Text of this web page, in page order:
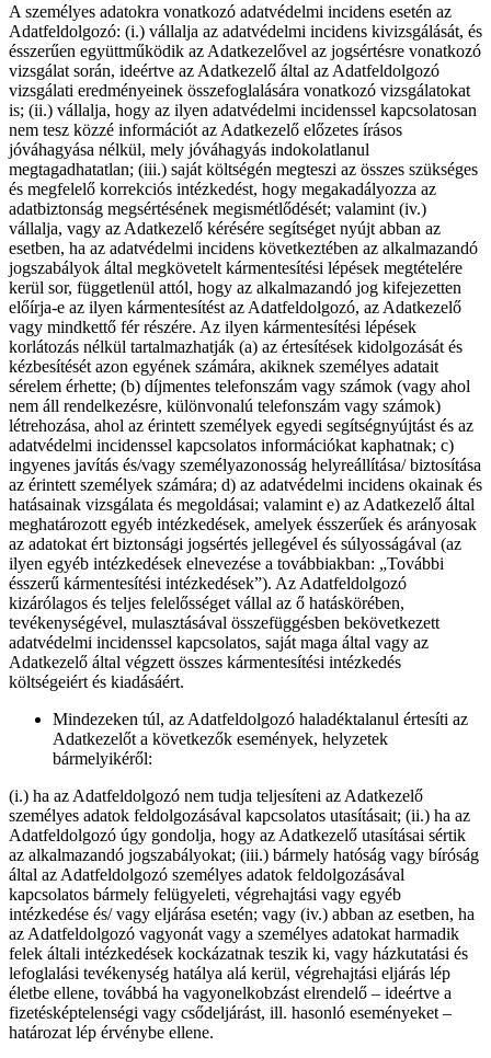
A személyes adatokra vonatkozó adatvédelmi incidens esetén az
Adatfeldolgozó: (i.) vállalja az adatvédelmi incidens kivizsgálását, és
ésszerűen együttműködik az Adatkezelővel az jogsértésre vonatkozó
vizsgálat során, ideértve az Adatkezelő által az Adatfeldolgozó
vizsgálati eredményeinek összefoglalására vonatkozó vizsgálatokat
is; (ii.) vállalja, hogy az ilyen adatvédelmi incidenssel kapcsolatosan
nem tesz közzé információt az Adatkezelő előzetes írásos
jóváhagyása nélkül, mely jóváhagyás indokolatlanul
megtagadhatatlan; (iii.) saját költségén megteszi az összes szükséges
és megfelelő korrekciós intézkedést, hogy megakadályozza az
adatbiztonság megsértésének megismétlődését; valamint (iv.)
vállalja, vagy az Adatkezelő kérésére segítséget nyújt abban az
esetben, ha az adatvédelmi incidens következtében az alkalmazandó
jogszabályok által megkövetelt kármentesítési lépések megtételére
kerül sor, függetlenül attól, hogy az alkalmazandó jog kifejezetten
előírja-e az ilyen kármentesítést az Adatfeldolgozó, az Adatkezelő
vagy mindkettő fér részére. Az ilyen kármentesítési lépések
korlátozás nélkül tartalmazhatják (a) az értesítések kidolgozását és
kézbesítését azon egyének számára, akiknek személyes adatait
sérelem érhette; (b) díjmentes telefonszám vagy számok (vagy ahol
nem áll rendelkezésre, különvonalú telefonszám vagy számok)
létrehozása, ahol az érintett személyek egyedi segítségnyújtást és az
adatvédelmi incidenssel kapcsolatos információkat kaphatnak; c)
ingyenes javítás és/vagy személyazonosság helyreállítása/ biztosítása
az érintett személyek számára; d) az adatvédelmi incidens okainak és
hatásainak vizsgálata és megoldásai; valamint e) az Adatkezelő által
meghatározott egyéb intézkedések, amelyek ésszerűek és arányosak
az adatokat ért biztonsági jogsértés jellegével és súlyosságával (az
ilyen egyéb intézkedések elnevezése a továbbiakban: „További
ésszerű kármentesítési intézkedések”). Az Adatfeldolgozó
kizárólagos és teljes felelősséget vállal az ő hatáskörében,
tevékenységével, mulasztásával összefüggésben bekövetkezett
adatvédelmi incidenssel kapcsolatos, saját maga által vagy az
Adatkezelő által végzett összes kármentesítési intézkedés
költségeiért és kiadásáért.
Mindezeken túl, az Adatfeldolgozó haladéktalanul értesíti az
Adatkezelőt a következők események, helyzetek
bármelyikéről:
(i.) ha az Adatfeldolgozó nem tudja teljesíteni az Adatkezelő
személyes adatok feldolgozásával kapcsolatos utasításait; (ii.) ha az
Adatfeldolgozó úgy gondolja, hogy az Adatkezelő utasításai sértik
az alkalmazandó jogszabályokat; (iii.) bármely hatóság vagy bíróság
által az Adatfeldolgozó személyes adatok feldolgozásával
kapcsolatos bármely felügyeleti, végrehajtási vagy egyéb
intézkedése és/ vagy eljárása esetén; vagy (iv.) abban az esetben, ha
az Adatfeldolgozó vagyonát vagy a személyes adatokat harmadik
felek általi intézkedések kockázatnak teszik ki, vagy házkutatási és
lefoglalási tevékenység hatálya alá kerül, végrehajtási eljárás lép
életbe ellene, továbbá ha vagyonelkobzást elrendelő – ideértve a
fizetésképtelenségi vagy csődeljárást, ill. hasonló eseményeket –
határozat lép érvénybe ellene.